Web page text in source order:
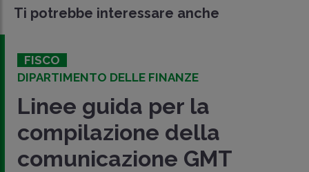
Ti potrebbe interessare anche
FISCO
DIPARTIMENTO DELLE FINANZE
Linee guida per la
compilazione della
comunicazione GMT